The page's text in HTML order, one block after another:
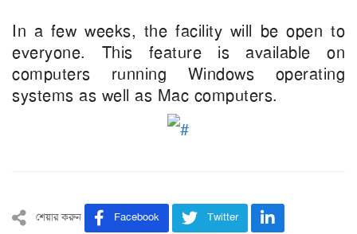
In a few weeks, the facility will be open to
everyone. This feature is available on
computers running Windows operating
systems as well as Mac computers.
শেয়ার করুন Facebook Twitter